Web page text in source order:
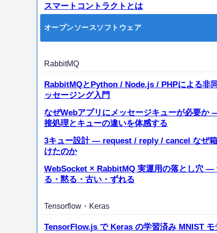
スマートコントラクトとは
オープンソースソフトウェア
RabbitMQ
RabbitMQとPython / Node.js / PHPによる非
ッセージング入門
なぜWebアプリにメッセージキューが必要か
接処理とキューの違いを体感する
3キュー設計 — request / reply / cancel なぜ
けたのか
WebSocket × RabbitMQ 実運用の落とし穴 —
る・黙る・古い・ずれる
Tensorflow・Keras
TensorFlow.js で Keras の学習済み MNIST モ